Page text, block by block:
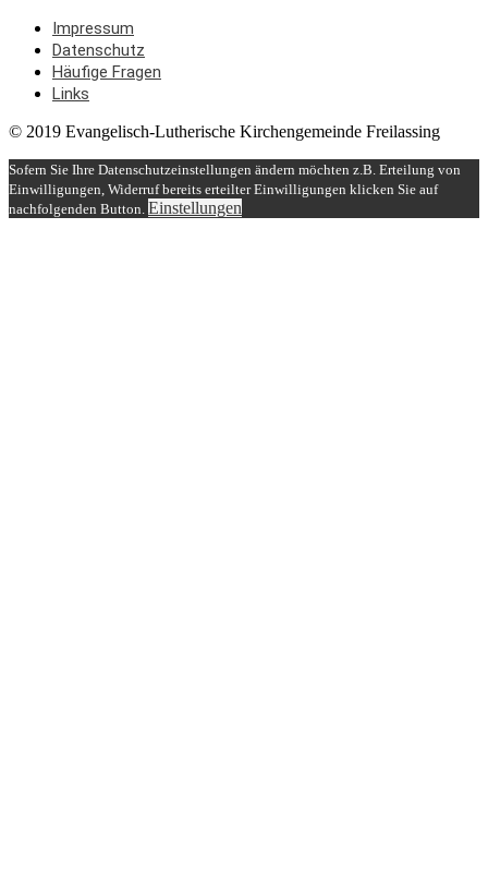
Impressum
Datenschutz
Häufige Fragen
Links
© 2019 Evangelisch-Lutherische Kirchengemeinde Freilassing
Sofern Sie Ihre Datenschutzeinstellungen ändern möchten z.B. Erteilung von
Einwilligungen, Widerruf bereits erteilter Einwilligungen klicken Sie auf
nachfolgenden Button. Einstellungen